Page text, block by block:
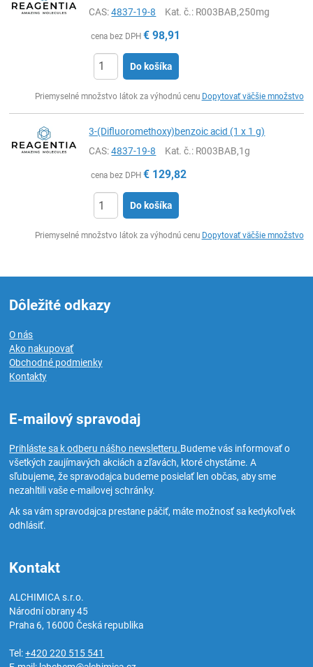
CAS:4837-19-8 Kat. č.: R003BAB,250mg
cena bez DPH € 98,91
Do košíka
Priemyselné množstvo látok za výhodnú cenu Dopytovať väčšie množstvo
3-(Difluoromethoxy)benzoic acid (1 x 1 g)
CAS:4837-19-8 Kat. č.: R003BAB,1g
cena bez DPH € 129,82
Do košíka
Priemyselné množstvo látok za výhodnú cenu Dopytovať väčšie množstvo
Dôležité odkazy
O nás
Ako nakupovať
Obchodné podmienky
Kontakty
E-mailový spravodaj
Prihláste sa k odberu nášho newsletteru.Budeme vás informovať o
všetkých zaujímavých akciách a zľavách, ktoré chystáme. A
sľubujeme, že spravodajca budeme posielať len občas, aby sme
nezahltili vaše e-mailovej schránky.
Ak sa vám spravodajca prestane páčiť, máte možnosť sa kedykoľvek
odhlásiť.
Kontakt
ALCHIMICA s.r.o.
Národní obrany 45
Praha 6, 16000Česká republika
Tel:+420 220 515 541